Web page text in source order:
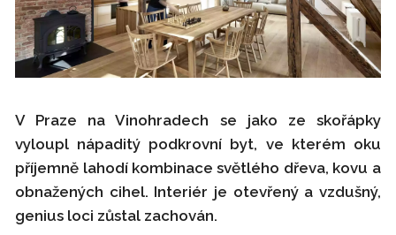
V Praze na Vinohradech se jako ze skořápky
vyloupl nápaditý podkrovní byt, ve kterém oku
příjemně lahodí kombinace světlého dřeva, kovu a
obnažených cihel. Interiér je otevřený a vzdušný,
genius loci zůstal zachován.